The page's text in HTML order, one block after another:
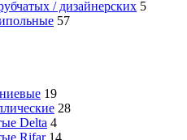
/ дизайнерских 5
57
19
28
Delta 4
Rifar 14